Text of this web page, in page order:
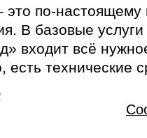
это по-
В базовые
входит всё
есть технические